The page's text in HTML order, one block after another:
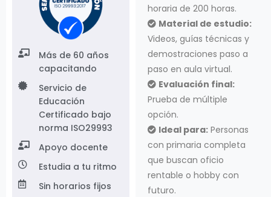
horaria de 200 horas.
Material de estudio:
Videos, guías técnicas y
demostraciones paso a
paso en aula virtual.
Evaluación final:
Prueba de múltiple
opción.
Ideal para: Personas
con primaria completa
que buscan oficio
rentable o hobby con
futuro.
Más de 60 años
capacitando
Servicio de
Educación
Certificado bajo
norma ISO29993
Apoyo docente
Estudia a tu ritmo
Sin horarios fijos